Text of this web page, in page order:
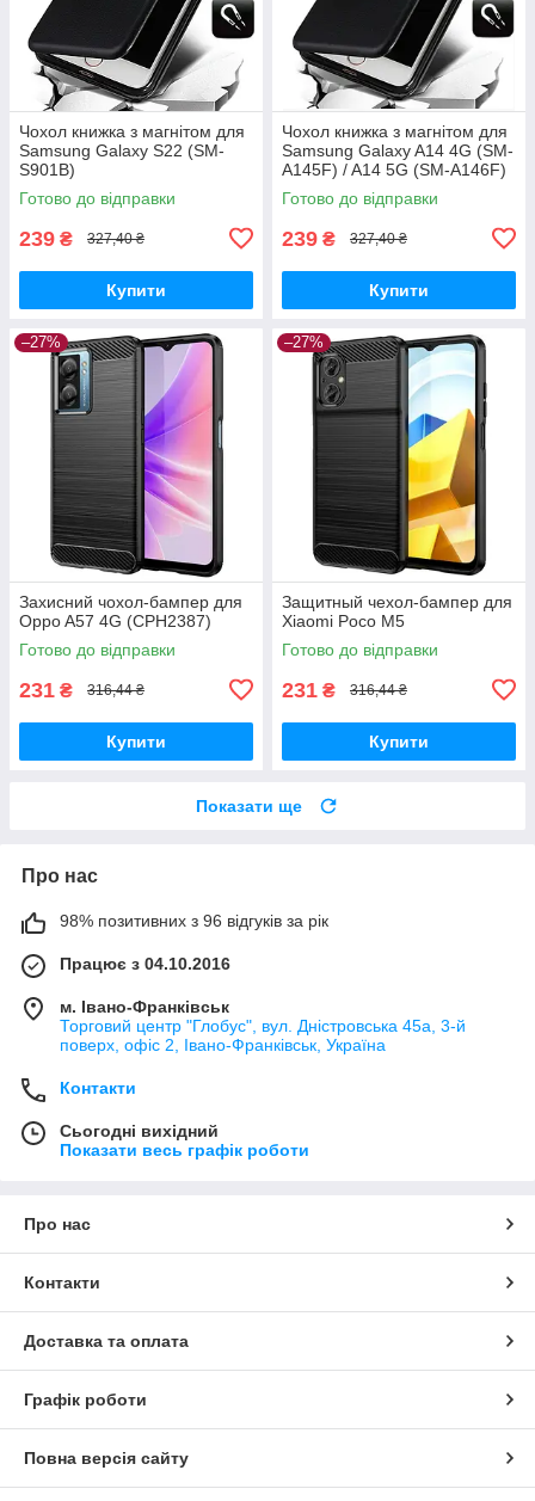
Чохол книжка з магнітом для
Samsung Galaxy S22 (SM-
S901B)
Готово до відправки
239 ₴ 327,40 ₴
Купити
Чохол книжка з магнітом для
Samsung Galaxy A14 4G (SM-
A145F) / A14 5G (SM-A146F)
Готово до відправки
239 ₴ 327,40 ₴
Купити
–27%
Захисний чохол-бампер для
Oppo A57 4G (CPH2387)
Готово до відправки
231 ₴ 316,44 ₴
Купити
–27%
Защитный чехол-бампер для
Xiaomi Poco M5
Готово до відправки
231 ₴ 316,44 ₴
Купити
Показати ще
Про нас
98% позитивних з 96 відгуків за рік
Працює з 04.10.2016
м. Івано-Франківськ
Торговий центр "Глобус", вул. Дністровська 45а, 3-й
поверх, офіс 2, Івано-Франківськ, Україна
Контакти
Сьогодні вихідний
Показати весь графік роботи
Про нас
Контакти
Доставка та оплата
Графік роботи
Повна версія сайту